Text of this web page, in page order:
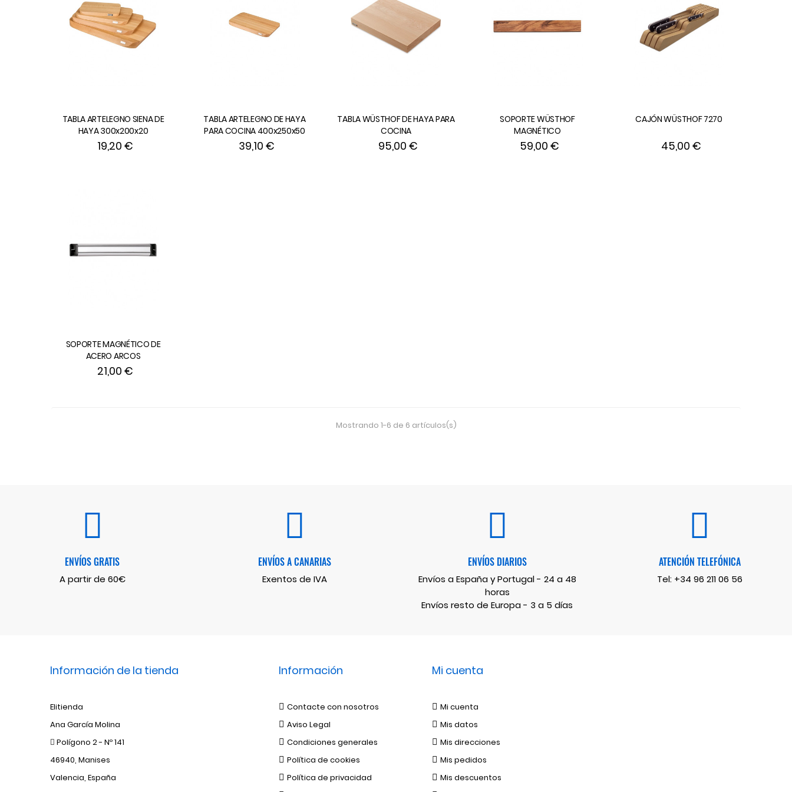
TABLA ARTELEGNO SIENA DE
HAYA 300x200x20
19,20 €
TABLA ARTELEGNO DE HAYA
PARA COCINA 400x250x50
39,10 €
TABLA WÜSTHOF DE HAYA PARA
COCINA
95,00 €
SOPORTE WÜSTHOF
MAGNÉTICO
59,00 €
CAJÓN WÜSTHOF 7270
45,00 €
SOPORTE MAGNÉTICO DE
ACERO ARCOS
21,00 €
Mostrando 1-6 de 6 artículos(s)
ENVÍOS GRATIS
A partir de 60€
ENVÍOS A CANARIAS
Exentos de IVA
ENVÍOS DIARIOS
Envíos a España y Portugal - 24 a 48
horas
Envíos resto de Europa - 3 a 5 días
ATENCIÓN TELEFÓNICA
Tel: +34 96 211 06 56
Información de la tienda
Elitienda
Ana García Molina
Polígono 2 - Nº 141
46940, Manises
Valencia, España
Información
Contacte con nosotros
Aviso Legal
Condiciones generales
Política de cookies
Política de privacidad
Mi cuenta
Mi cuenta
Mis datos
Mis direcciones
Mis pedidos
Mis descuentos